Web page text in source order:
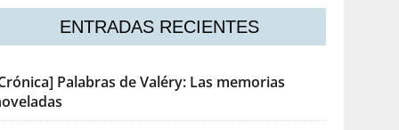
ENTRADAS RECIENTES
Palabras de Valéry: Las memorias